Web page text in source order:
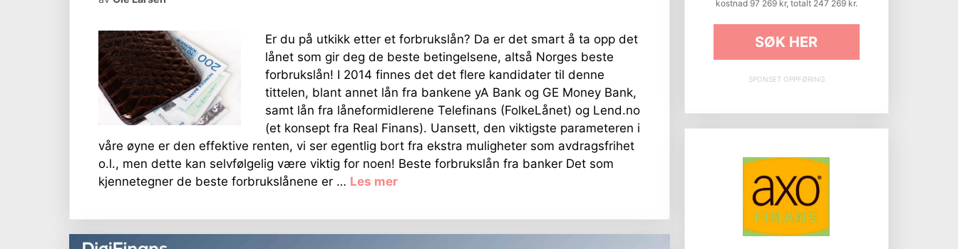
Er du på utkikk etter et forbrukslån? Da er det smart å ta opp det
lånet som gir deg de beste betingelsene, altså Norges beste
forbrukslån! I 2014 finnes det det flere kandidater til denne
tittelen, blant annet lån fra bankene yA Bank og GE Money Bank,
samt lån fra låneformidlerene Telefinans (FolkeLånet) og Lend.no
(et konsept fra Real Finans). Uansett, den viktigste parameteren i
våre øyne er den effektive renten, vi ser egentlig bort fra ekstra muligheter som avdragsfrihet
o.l., men dette kan selvfølgelig være viktig for noen! Beste forbrukslån fra banker Det som
kjennetegner de beste forbrukslånene er … Les mer
kostnad 97 269 kr, totalt 247 269 kr.
SØK HER
SPONSET OPPFØRING